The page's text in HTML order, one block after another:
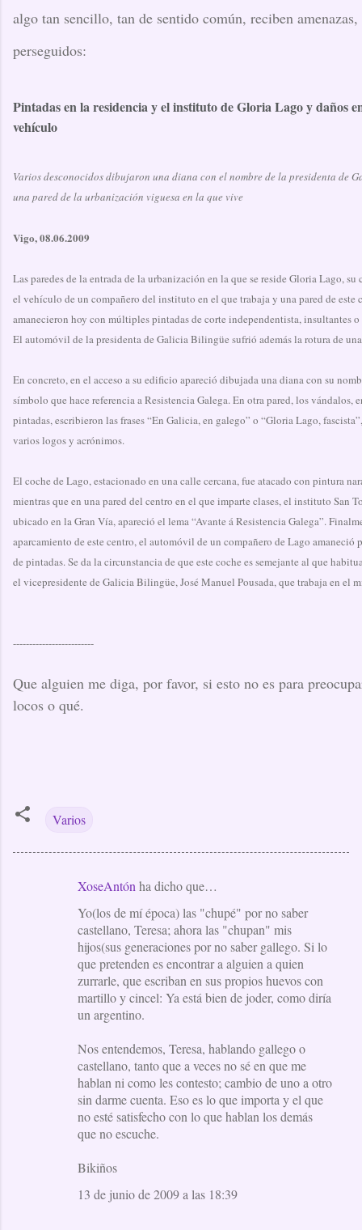
algo tan sencillo, tan de sentido común, reciben
perseguidos:
Pintadas en la residencia y el instituto de Gloria Lago y daños
vehículo
Varios desconocidos dibujaron una diana con el nombre de la presidenta de
una pared de la urbanización viguesa en la que vive
Vigo, 08.06.2009
Las paredes de la entrada de la urbanización en la que se reside Gloria Lago, su
el vehículo de un compañero del instituto en el que trabaja y una pared de este
amanecieron hoy con múltiples pintadas de corte independentista, insultantes o
El automóvil de la presidenta de Galicia Bilingüe sufrió además la rotura de
En concreto, en el acceso a su edificio apareció dibujada una diana con su
símbolo que hace referencia a Resistencia Galega. En otra pared, los vándalos,
pintadas, escribieron las frases “En Galicia, en galego” o “Gloria Lago,
varios logos y acrónimos.
El coche de Lago, estacionado en una calle cercana, fue atacado con pintura
mientras que en una pared del centro en el que imparte clases, el instituto San
ubicado en la Gran Vía, apareció el lema “Avante á Resistencia Galega”.
aparcamiento de este centro, el automóvil de un compañero de Lago amaneció
de pintadas. Se da la circunstancia de que este coche es semejante al que
el vicepresidente de Galicia Bilingüe, José Manuel Pousada, que trabaja en el
-------------------------
Que alguien me diga, por favor, si esto no es para
locos o qué.
Varios
XoseAntón ha dicho que…
Yo(los de mí época) las "chupé" por no saber
castellano, Teresa; ahora las "chupan" mis
hijos(sus generaciones por no saber gallego. Si lo
que pretenden es encontrar a alguien a quien
zurrarle, que escriban en sus propios huevos con
martillo y cincel: Ya está bien de joder, como diría
un argentino.
Nos entendemos, Teresa, hablando gallego o
castellano, tanto que a veces no sé en que me
hablan ni como les contesto; cambio de uno a otro
sin darme cuenta. Eso es lo que importa y el que
no esté satisfecho con lo que hablan los demás
que no escuche.
Bikiños
13 de junio de 2009 a las 18:39